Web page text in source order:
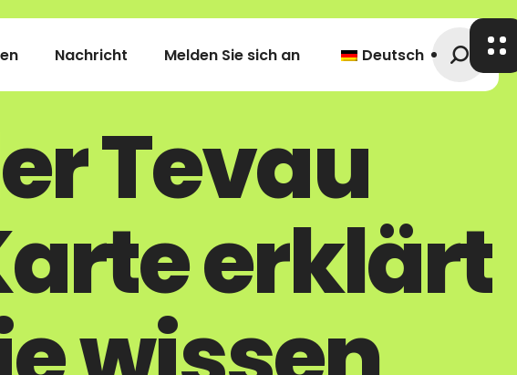
Nachricht Melden Sie sich an Deutsch
Tevau
erklärt